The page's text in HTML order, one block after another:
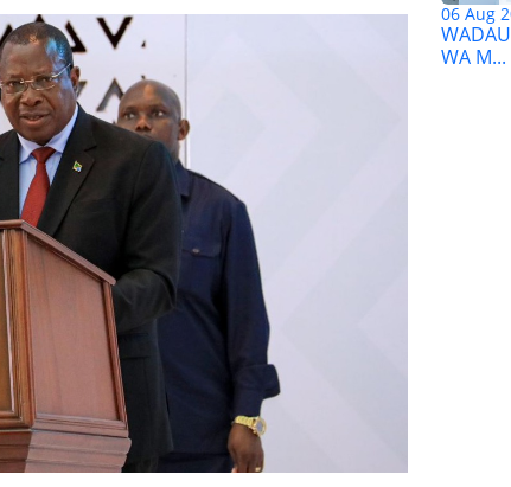
06 Aug
WA M...